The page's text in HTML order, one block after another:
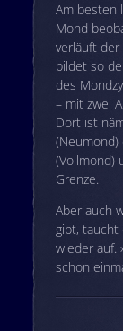
Am besten
Mond
verläuft
bildet so
des
– mit zwei
Dort ist
(Vollmond)
Grenze.
Aber auch
gibt, taucht
wieder auf.
schon